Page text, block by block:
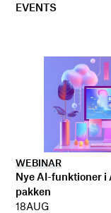
EVENTS
WEBINAR
Nye AI-funktioner i
pakken
18AUG